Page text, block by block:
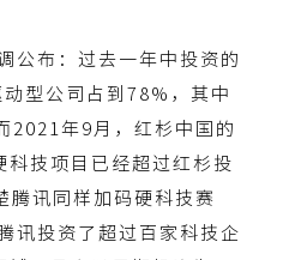
公布：过去一年中投资的
型公司占到78%，其中
2021年9月，红杉中国的
科技项目已经超过红杉投
腾讯同样加码硬科技赛
讯投资了超过百家科技企